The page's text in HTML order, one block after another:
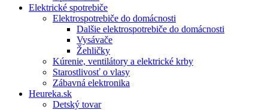
Elektrické spotrebiče
Elektrospotrebiče do domácnosti
Dalšie elektrospotrebiče do domácnosti
Vysávače
Žehličky
Kúrenie, ventilátory a elektrické krby
Starostlivosť o vlasy
Zábavná elektronika
Heureka.sk
Detský tovar